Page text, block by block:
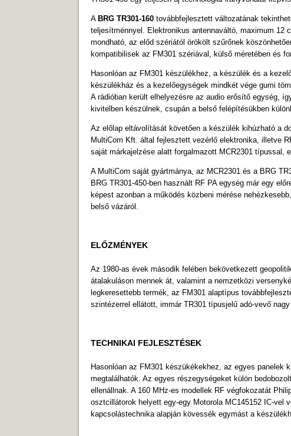
A BRG TR301-160továbbfejlesztett változatának
teljesítménnyel. Elektronikus antennaváltó, maximum 12
mondható, az előd szériától örökölt szűrőnek
kompatibilisek az FM301 szériával, külső méretében és
Hasonlóan az FM301 készülékhez, a készülék és a
készülékház és a kezelőegységek mindkét vége gumi
A rádióban került elhelyezésre az audio erősítő egység,
kivitelben készülnek, csupán a belső felépítésükben
Az előlap eltávolítását követően a készülék kihúzható a
MultiCom Kft. által fejlesztett vezérlő elektronika, illetve
saját márkajelzése alatt forgalmazott MCR2301 típussal,
A MultiCom saját gyártmánya, az MCR2301 és a BRG
BRG TR301-450-ben használt RF PA egység már egy
képest azonban a működés közbeni mérése
belső vázáról.
ELŐZMÉNYEK
Az 1980-as évek második felében bekövetkezett
átalakuláson mennek át, valamint a nemzetközi
legkeresettebb termék, az FM301 alaptípus
szintézerrel ellátott, immár TR301 típusjelű adó-vevő
TECHNIKAI FEJLESZTÉSEK
Hasonlóan az FM301 készükékekhez, az egyes
megtalálhatók. Az egyes részegységeket külön
ellenállnak. A 160 MHz-es modellek RF végfokozatát
osztcillátorok helyett egy-egy Motorola MC145152 IC-vel
kapcsolástechnika alapján kövessék egymást a